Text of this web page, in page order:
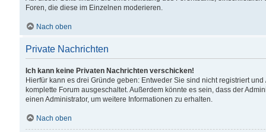
Foren, die diese im Einzelnen moderieren.
Nach oben
Private Nachrichten
Ich kann keine Privaten Nachrichten verschicken!
Hierfür kann es drei Gründe geben: Entweder Sie sind nicht registriert
komplette Forum ausgeschaltet. Außerdem könnte es sein, dass der
einen Administrator, um weitere Informationen zu erhalten.
Nach oben